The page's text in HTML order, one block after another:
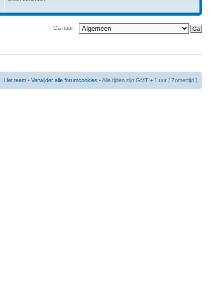
Ga naar:
Het team • Verwijder alle forumcookies • Alle tijden zijn GMT + 1 uur [ Zomertijd ]